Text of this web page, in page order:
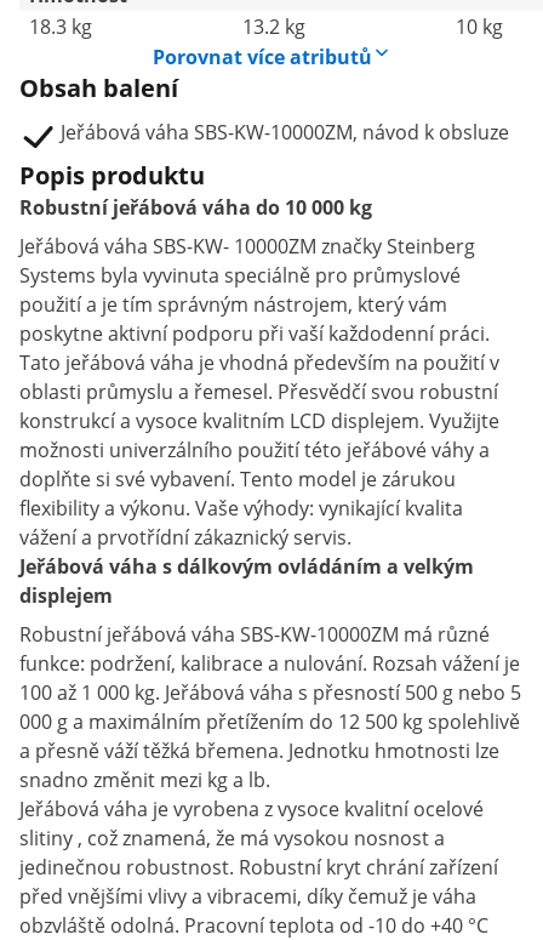
18.3 kg
13.2 kg
10 kg
Porovnat více atributů
Obsah balení
Jeřábová váha SBS-KW-10000ZM, návod k obsluze
Popis produktu
Robustní jeřábová váha do 10 000 kg
Jeřábová váha SBS-KW- 10000ZM značky Steinberg
Systems byla vyvinuta speciálně pro průmyslové
použití a je tím správným nástrojem, který vám
poskytne aktivní podporu při vaší každodenní práci.
Tato jeřábová váha je vhodná především na použití v
oblasti průmyslu a řemesel. Přesvědčí svou robustní
konstrukcí a vysoce kvalitním LCD displejem. Využijte
možnosti univerzálního použití této jeřábové váhy a
doplňte si své vybavení. Tento model je zárukou
flexibility a výkonu. Vaše výhody: vynikající kvalita
vážení a prvotřídní zákaznický servis.
Jeřábová váha s dálkovým ovládáním a velkým
displejem
Robustní jeřábová váha SBS-KW-10000ZM má různé
funkce: podržení, kalibrace a nulování. Rozsah vážení je
100 až 1 000 kg. Jeřábová váha s přesností 500 g nebo 5
000 g a maximálním přetížením do 12 500 kg spolehlivě
a přesně váží těžká břemena. Jednotku hmotnosti lze
snadno změnit mezi kg a lb.
Jeřábová váha je vyrobena z vysoce kvalitní ocelové
slitiny , což znamená, že má vysokou nosnost a
jedinečnou robustnost. Robustní kryt chrání zařízení
před vnějšími vlivy a vibracemi, díky čemuž je váha
obzvláště odolná. Pracovní teplota od -10 do +40 °C